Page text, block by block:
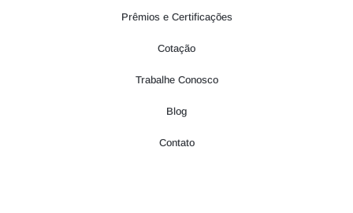
Prêmios e Certificações
Cotação
Trabalhe Conosco
Blog
Contato